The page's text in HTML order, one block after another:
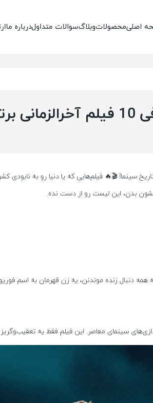
اصلیمحصولاتوبلاگسوالات متداولدرباره ما
تاریخ
فیلم‌های آخرالزمانی تاریخ سینما! 🎬🔥 فیلم‌هایی که یا
نشون بدن، این لیست رو از دست نده.
همه دنبال زنده موندنن، یه زن قهرمان به اسم
این فیلم فقط یه تعقیب‌و‌گریز ۲ ساعته نیست؛ یه شاهکاره!